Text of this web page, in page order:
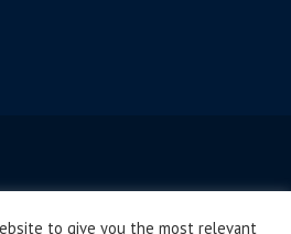
to give you the most relevant